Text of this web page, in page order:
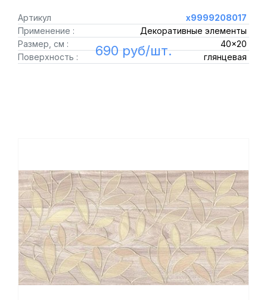
Артикул
х9999208017
Применение :
Декоративные элементы
Размер, см :
40x20
Поверхность :
глянцевая
690 руб/шт.